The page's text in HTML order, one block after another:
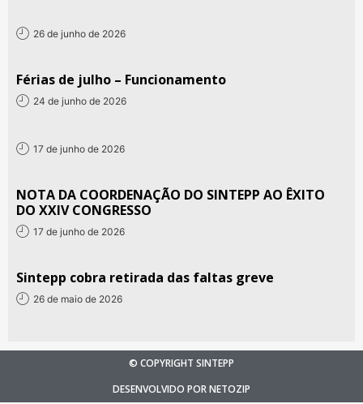
26 de junho de 2026
Férias de julho – Funcionamento
24 de junho de 2026
17 de junho de 2026
NOTA DA COORDENAÇÃO DO SINTEPP AO ÊXITO
DO XXIV CONGRESSO
17 de junho de 2026
Sintepp cobra retirada das faltas greve
26 de maio de 2026
© COPYRIGHT SINTEPP
DESENVOLVIDO POR NETOZIP